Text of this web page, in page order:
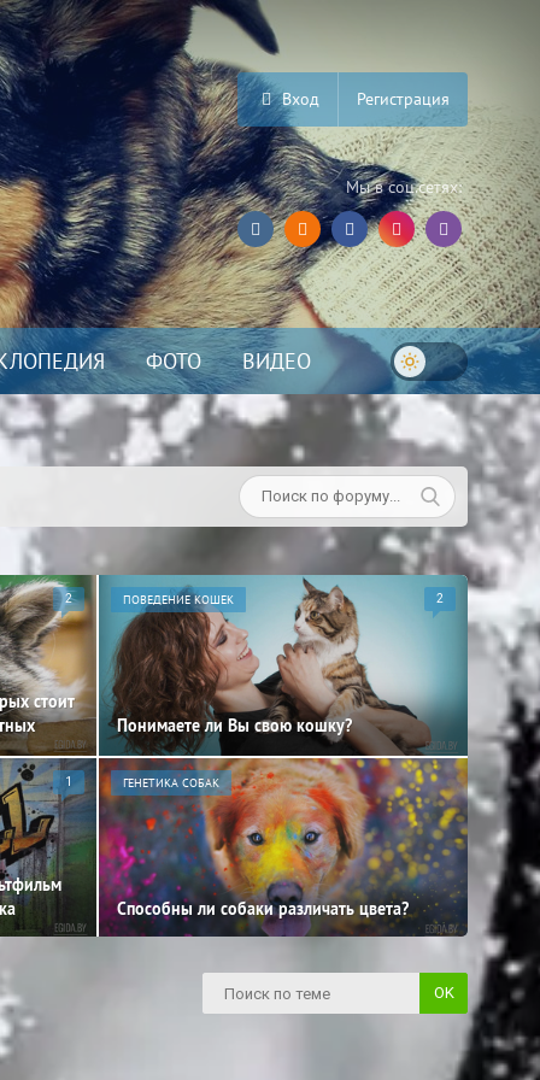
Вход Регистрация
Мы в соц.сетях:
ФОТО ВИДЕО
2
стоит
ПОВЕДЕНИЕ КОШЕК 2
Понимаете ли Вы свою кошку?
1 ГЕНЕТИКА СОБАК
Способны ли собаки различать цвета?